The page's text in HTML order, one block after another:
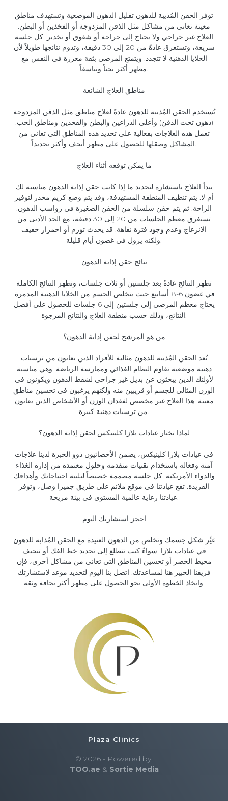
توفر الحقن المُذيبة للدهون تقليل الدهون الموضعية وتستهدف مناطق
معينة تعاني من مشاكل مثل الذقن المزدوجة أو الفخذين أو البطن.
العلاج غير جراحي ولا يحتاج إلى جراحة أو شقوق أو تخدير. كل جلسة
سريعة، وتستغرق عادةً من 20 إلى 30 دقيقة، وتدوم نتائجها طويلاً لأن
الخلايا الدهنية لا تتجدد. ويتمتع المرضى بثقة معززة في النفس مع
مظهر أكثر نحتاً وتناسقاً.
مناطق العلاج الشائعة
تُستخدم الحقن المُذيبة للدهون عادةً لعلاج مناطق مثل الذقن المزدوجة
(دهون تحت الذقن) وأعلى الذراعين والبطن والفخذين ومناطق الحب.
تعمل هذه العلاجات بفعالية على تحديد هذه المناطق التي تعاني من
المشاكل وصقلها للحصول على مظهر أنحف وأكثر تحديداً.
ما يمكن توقعه أثناء العلاج
يبدأ العلاج باستشارة لتحديد ما إذا كانت حقن إذابة الدهون مناسبة لك
أم لا. يتم تنظيف المنطقة المستهدفة، وقد يتم وضع كريم مخدر لتوفير
الراحة. ثم يتم حقن سلسلة من الحقن الصغيرة في رواسب الدهون.
تستغرق معظم الجلسات من 20 إلى 30 دقيقة، مع الحد الأدنى من
الانزعاج وعدم وجود فترة نقاهة. قد يحدث تورم أو احمرار خفيف
ولكنه يزول في غضون أيام قليلة.
نتائج حقن إذابة الدهون
تظهر النتائج عادةً بعد جلستين أو ثلاث جلسات، وتظهر النتائج الكاملة
في غضون 6-8 أسابيع حيث يتخلص الجسم من الخلايا الدهنية المدمرة.
يحتاج معظم المرضى إلى جلستين إلى 6 جلسات للحصول على أفضل
النتائج، وذلك حسب منطقة العلاج والنتائج المرجوة.
من هو المرشح لحقن إذابة الدهون؟
تُعد الحقن المُذيبة للدهون مثالية للأفراد الذين يعانون من ترسبات
دهنية موضعية تقاوم النظام الغذائي وممارسة الرياضة. وهي مناسبة
لأولئك الذين يبحثون عن بديل غير جراحي لشفط الدهون ويكونون في
الوزن المثالي للجسم أو قريبين منه ولكنهم يرغبون في تحسين مناطق
معينة. هذا العلاج غير مخصص لفقدان الوزن أو الأشخاص الذين يعانون
من ترسبات دهنية كبيرة.
لماذا تختار عيادات بلازا كلينيكس لحقن إذابة الدهون؟
في عيادات بلازا كلينيكس، يضمن الأخصائيون ذوو الخبرة لدينا علاجات
آمنة وفعالة باستخدام تقنيات متقدمة وحلول معتمدة من إدارة الغذاء
والدواء الأمريكية. كل جلسة مصممة خصيصاً لتلبية احتياجاتك وأهدافك
الفريدة. تقع عيادتنا في موقع ملائم على طريق جميرا وصل، وتوفر
عيادتنا رعاية عالمية المستوى في بيئة مريحة.
احجز استشارتك اليوم
غيِّر شكل جسمك وتخلص من الدهون العنيدة مع الحقن المُذابة للدهون
في عيادات بلازا. سواءً كنت تتطلع إلى تحديد خط الفك أو تنحيف
محيط الخصر أو تحسين المناطق التي تعاني من مشاكل أخرى، فإن
فريقنا الخبير هنا لمساعدتك. اتصل بنا اليوم لتحديد موعد لاستشارتك
واتخاذ الخطوة الأولى نحو الحصول على مظهر أكثر نحافة وثقة.
Plaza Clinics
© 2026 - Powered by:
TOO.ae & Sortie Media